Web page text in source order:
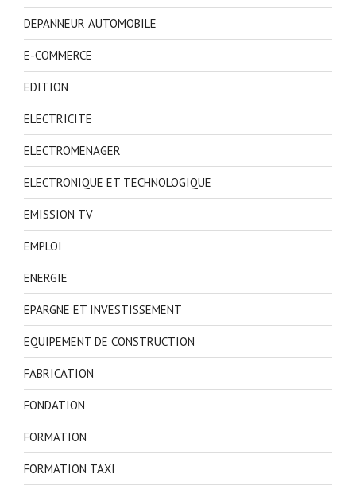
DEPANNEUR AUTOMOBILE
E-COMMERCE
EDITION
ELECTRICITE
ELECTROMENAGER
ELECTRONIQUE ET TECHNOLOGIQUE
EMISSION TV
EMPLOI
ENERGIE
EPARGNE ET INVESTISSEMENT
EQUIPEMENT DE CONSTRUCTION
FABRICATION
FONDATION
FORMATION
FORMATION TAXI